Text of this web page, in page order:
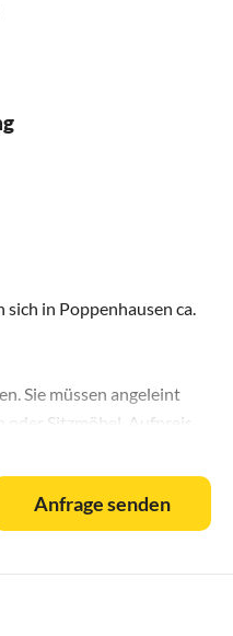
in Poppenhausen ca.
Sie müssen angeleint
oder Sitzmöbel. Aufpreis
mit genutzt werden. Die
Duschen müssen in der
Anfrage senden